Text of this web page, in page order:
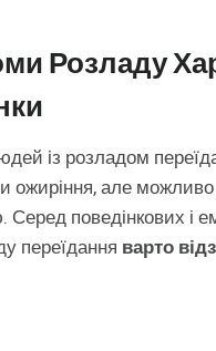
Розладу
із розладом
ожиріння, але
поведінкових і
переїдання варто